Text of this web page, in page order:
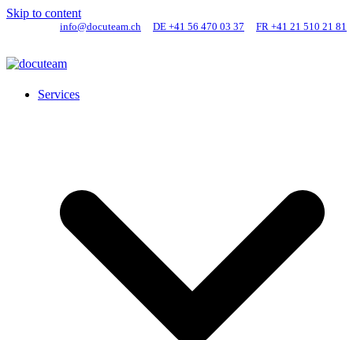
Skip to content
info@docuteam.ch DE +41 56 470 03 37 FR +41 21 510 21 81
Services